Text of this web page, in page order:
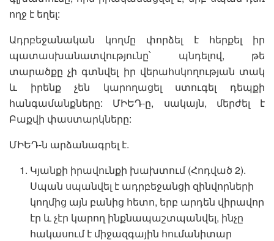
ողջ է եղել:
Ադրբեջանական կողմը փորձել է հերքել իր
պատասխանատվությունը՝ պնդելով, թե
տարածքը չի գտնվել իր վերահսկողության տակ
և իրենք չեն կարողացել ստուգել դեպքի
հանգամանքները: ՄԻԵԴ-ը, սակայն, մերժել է
Բաքվի փաստարկները:
ՄԻԵԴ-ն արձանագրել է.
Կյանքի իրավունքի խախտում (Հոդված 2).
Սպան սպանվել է ադրբեջանցի զինվորների
կողմից այն բանից հետո, երբ արդեն վիրավոր
էր և չէր կարող ինքնապաշտպանվել, ինչը
հակասում է միջազգային հումանիտար